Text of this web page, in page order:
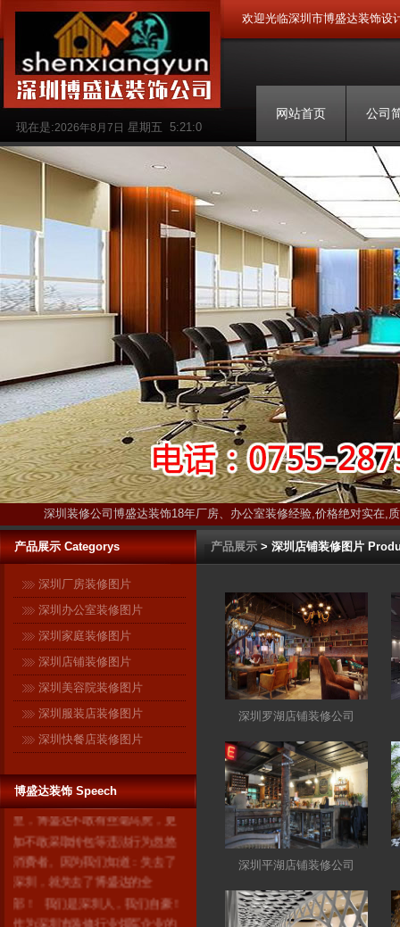
欢迎光临深圳市博盛达装饰设
现在是:2026年8月7日 星期五 5:21:1
公司
网站首页
深圳装修公司博盛达装饰18年厂房、办公室装修经验,价格绝对实在,
产品展示 Categorys
深圳厂房装修图片
深圳办公室装修图片
深圳家庭装修图片
深圳店铺装修图片
深圳美容院装修图片
深圳服装店装修图片
深圳快餐店装修图片
博盛达装饰 Speech
博盛达装饰只装深圳 ------17年扎
根深圳本土！17年信誉保证！ 与
很多在全国各地开有分公司的连
装饰的唯一市场。在这个市场
里，博盛达不敢有丝毫马虎，更
消费者。因为我们知道：失去了
深圳，就失去了博盛达的全
作为深圳市装修行业领军企业的
产品展示 > 深圳店铺装修图片
深圳罗湖店铺装修公司
深圳平湖店铺装修公司